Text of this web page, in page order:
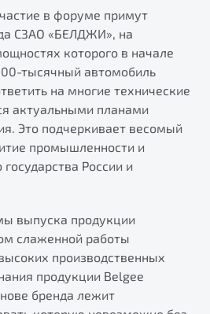
в форуме примут
СЗАО «БЕЛДЖИ», на
которого в начале
тысячный автомобиль
на многие технические
актуальными планами
Это подчеркивает весомый
промышленности и
России и
выпуска продукции
слаженной работы
производственных
продукции Belgee
бренда лежит